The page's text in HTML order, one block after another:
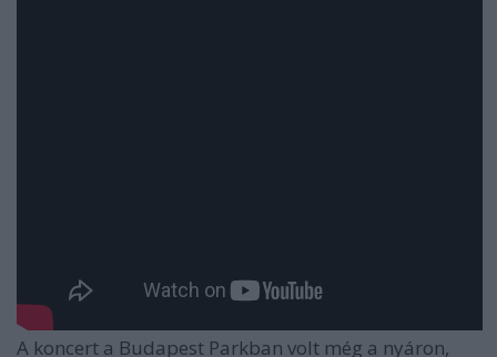
A koncert a Budapest Parkban volt még a nyáron,